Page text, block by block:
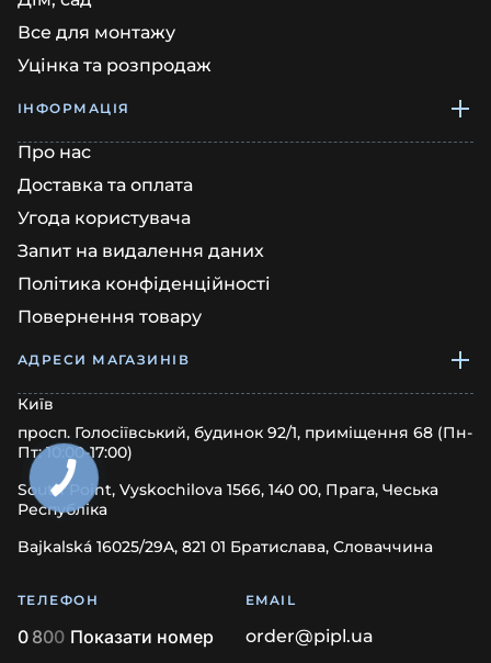
Все для монтажу
Уцінка та розпродаж
ІНФОРМАЦІЯ
Про нас
Доставка та оплата
Угода користувача
Запит на видалення даних
Політика конфіденційності
Повернення товару
АДРЕСИ МАГАЗИНІВ
Київ
просп. Голосіївський, будинок 92/1, приміщення 68 (Пн-
Пт: 10:00-17:00)
South Point, Vyskochilova 1566, 140 00, Прага, Чеська
Республіка
Bajkalská 16025/29A, 821 01 Братислава, Словаччина
ТЕЛЕФОН
0 800 Показати номер
EMAIL
order@pipl.ua